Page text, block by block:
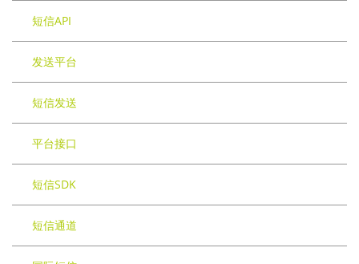
短信API
发送平台
短信发送
平台接口
短信SDK
短信通道